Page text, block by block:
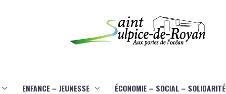
ENFANCE – JEUNESSE ÉCONOMIE – SOCIAL – SOLIDARITÉ